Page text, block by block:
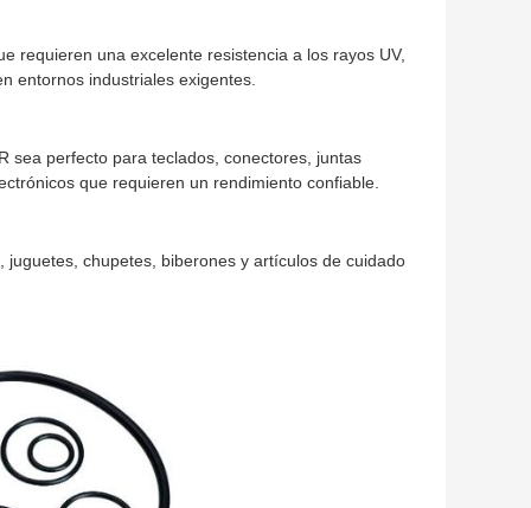
requieren una excelente resistencia a los rayos UV,
entornos industriales exigentes.
sea perfecto para teclados, conectores, juntas
que requieren un rendimiento confiable.
chupetes, biberones y artículos de cuidado